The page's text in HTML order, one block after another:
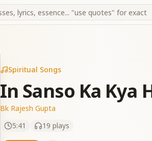
Spiritual Songs
In Sanso Ka Kya
Bk Rajesh Gupta
5:41
19 plays